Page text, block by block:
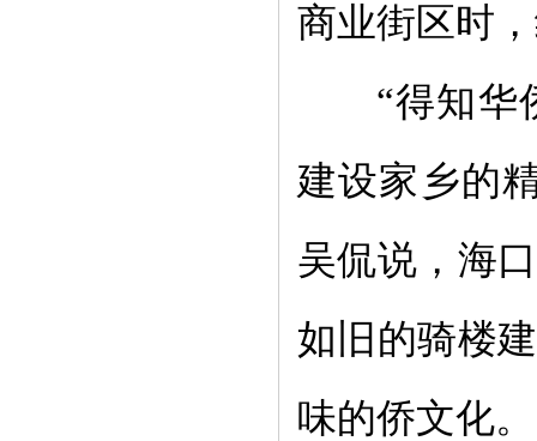
商业街区时
“得知华
建设家乡的
吴侃说，海
如旧的骑楼
味的侨文化。